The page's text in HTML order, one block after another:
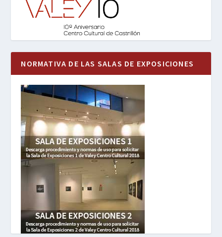
NORMATIVA DE LAS SALAS DE EXPOSICIONES